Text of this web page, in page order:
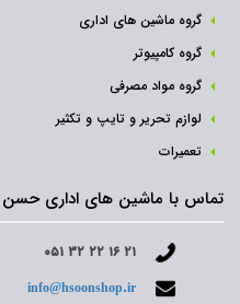
گروه ماشین های اداری
گروه کامپیوتر
گروه مواد مصرفی
لوازم تحریر و تایپ و تکثیر
تعمیرات
تماس با ماشین های اداری حسن
۰۵۱ ۳۲ ۲۲ ۱۶ ۲۱
info@hsoonshop.ir